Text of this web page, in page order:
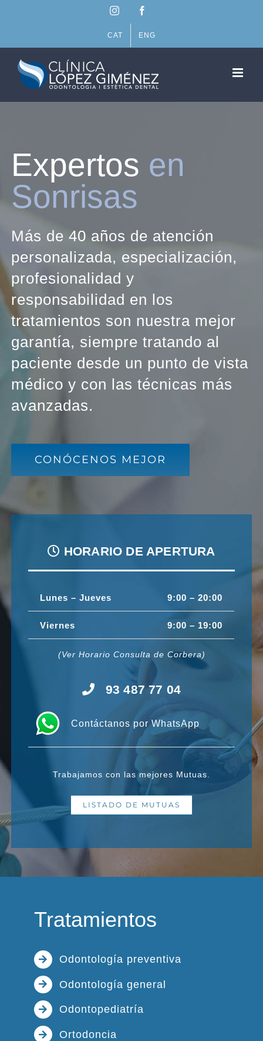
Instagram
CAT ENG
Expertos en
Sonrisas
Más de 40 años de atención
personalizada, especialización,
profesionalidad y
responsabilidad en los
tratamientos son nuestra mejor
garantía, siempre tratando al
paciente desde un punto de vista
médico y con las técnicas más
avanzadas.
CONÓCENOS MEJOR
HORARIO DE APERTURA
Lunes – Jueves 9:00 – 20:00
Viernes 9:00 – 19:00
(Ver Horario Consulta de Corbera)
93 487 77 04
Contáctanos por WhatsApp
Trabajamos con las mejores Mutuas.
LISTADO DE MUTUAS
Tratamientos
Odontología preventiva
Odontología general
Odontopediatría
Ortodoncia